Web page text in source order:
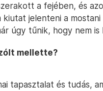
a fejében, és
kiutat jelenteni a
úgy tűnik, hogy nem
mellette?
tapasztalat és tudás,